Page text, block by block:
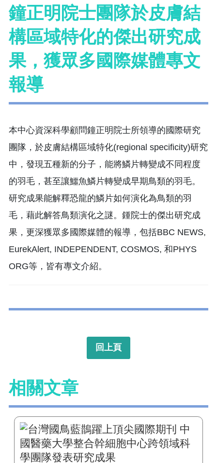
鐘正明院士團隊於皮膚結
構區域特化的傑出研究成
果，獲眾多國際媒體專文
報導
本中心資深科學顧問鐘正明院士所領導的國際研究
團隊，於皮膚結構區域特化(regional specificity)研究
中，發現五種新的分子，能將鱗片轉變成不同程度
的羽毛，甚至讓鱷魚鱗片轉變成早期鳥類的羽毛。
研究成果能解釋恐龍的鱗片如何演化為鳥類的羽
毛，藉此解答鳥類演化之謎。鍾院士的傑出研究成
果，更深獲眾多國際媒體的報導，包括BBC NEWS,
EurekAlert, INDEPENDENT, COSMOS, 和PHYS
ORG等，皆有專文介紹。
回上頁
相關文章